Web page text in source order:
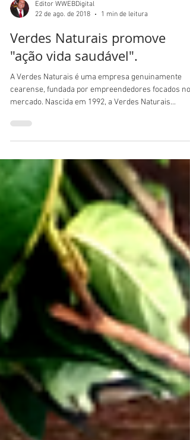
Editor WWEBDigital
22 de ago. de 2018
1 min de leitura
Verdes Naturais promove
"ação vida saudável".
cearense, fundada por empreendedores focados no